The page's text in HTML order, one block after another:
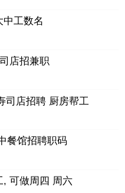
中工数名
店招兼职
司店招聘 厨房帮工
餐馆招聘职码
, 可做周四 周六